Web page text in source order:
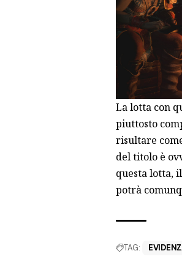
La lotta con
piuttosto
risultare
del titolo è
questa lotta, il
potrà
TAG: